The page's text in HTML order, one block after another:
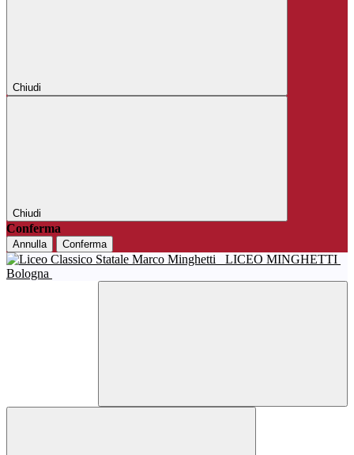
Chiudi
Chiudi
Conferma
Annulla Conferma
LICEO MINGHETTI
Bologna